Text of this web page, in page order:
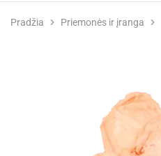
ir
Pradžia Priemonės ir įranga